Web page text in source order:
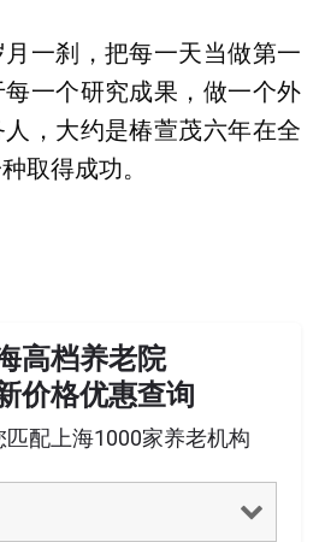
一刹，把每一天当做第一
一个研究成果，做一个外
，大约是椿萱茂六年在全
取得成功。
高档养老院
价格优惠查询
匹配上海1000家养老机构